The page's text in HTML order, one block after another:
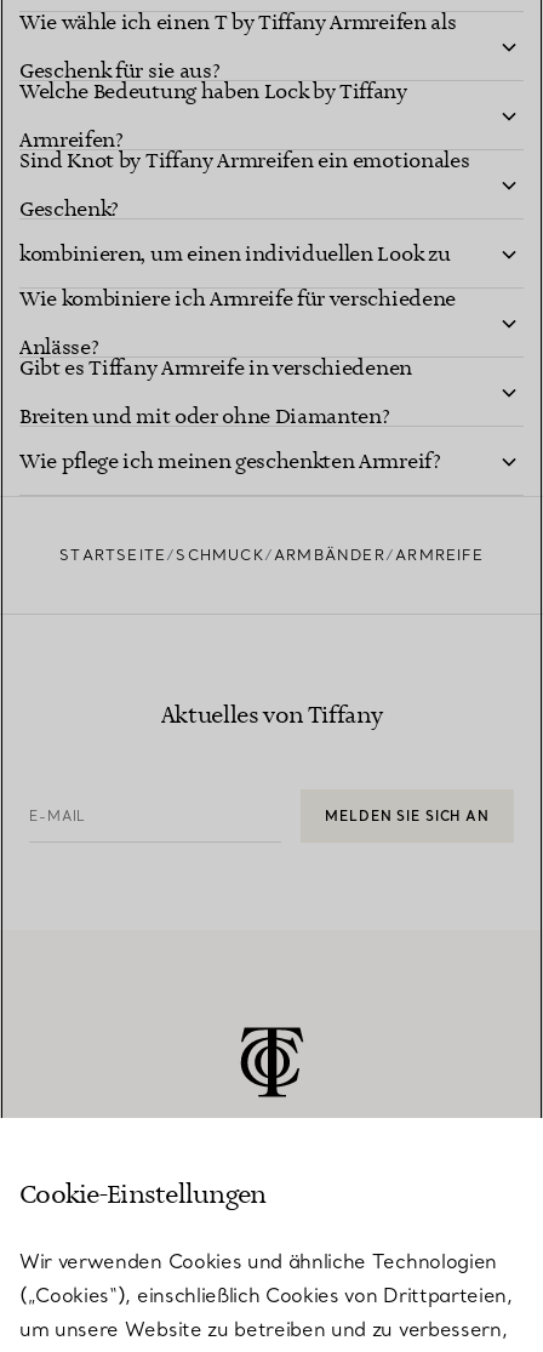
Wie wähle ich einen T by Tiffany Armreifen als
Geschenk für sie aus?
Welche Bedeutung haben Lock by Tiffany
Armreifen?
Sind Knot by Tiffany Armreifen ein emotionales
Geschenk?
Kann man Armreifen übereinander tragen oder
kombinieren, um einen individuellen Look zu
erzielen?
Wie kombiniere ich Armreife für verschiedene
Anlässe?
Gibt es Tiffany Armreife in verschiedenen
Breiten und mit oder ohne Diamanten?
Wie pflege ich meinen geschenkten Armreif?
STARTSEITE SCHMUCK ARMBÄNDER ARMREIFE
Aktuelles von Tiffany
E-MAIL MELDEN SIE SICH AN
KUNDENSERVICE
SERVICES
Cookie-Einstellungen
Wir verwenden Cookies und ähnliche Technologien
(„Cookies“), einschließlich Cookies von Drittparteien,
um unsere Website zu betreiben und zu verbessern,